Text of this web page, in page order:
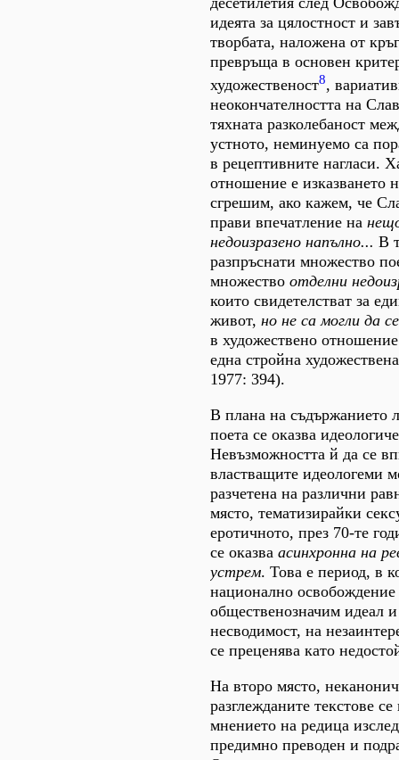
идеята за цялостност и
творбата, наложена от
превръща в основен
художественост8,
неокончателността на
тяхната разколебаност
устното, неминуемо са
в рецептивните нагласи.
отношение е
сгрешим, ако кажем, че
прави впечатление на
недоизразено напълно... В
разпръснати множество
множество отделни
които свидетелстват за
живот, но не са могли да
в художествено
една стройна
1977: 394).
В плана на съдържанието
поета се оказва
Невъзможността й да се
властващите идеологеми
разчетена на различни
място, тематизирайки
еротичното, през 70-те
се оказва асинхронна на
устрем. Това е период, в
национално
общественозначим идеал
несводимост, на
се преценява като
На второ място,
разглежданите текстове
мнението на редица
предимно преводен и